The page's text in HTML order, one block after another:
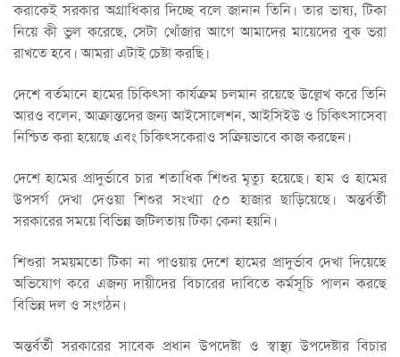
করাকেই সরকার অগ্রাধিকার দিচ্ছে বলে জানান তিনি। তার ভাষ্য, টিকা
নিয়ে কী ভুল করেছে, সেটা খোঁজার আগে আমাদের মায়েদের বুক ভরা
রাখতে হবে। আমরা এটাই চেষ্টা করছি।
দেশে বর্তমানে হামের চিকিৎসা কার্যক্রম চলমান রয়েছে উল্লেখ করে তিনি
আরও বলেন, আক্রান্তদের জন্য আইসোলেশন, আইসিইউ ও চিকিৎসাসেবা
নিশ্চিত করা হয়েছে এবং চিকিৎসকেরাও সক্রিয়ভাবে কাজ করছেন।
দেশে হামের প্রাদুর্ভাবে চার শতাধিক শিশুর মৃত্যু হয়েছে। হাম ও হামের
উপসর্গ দেখা দেওয়া শিশুর সংখ্যা ৫০ হাজার ছাড়িয়েছে। অন্তর্বর্তী
সরকারের সময়ে বিভিন্ন জটিলতায় টিকা কেনা হয়নি।
শিশুরা সময়মতো টিকা না পাওয়ায় দেশে হামের প্রাদুর্ভাব দেখা দিয়েছে
অভিযোগ করে এজন্য দায়ীদের বিচারের দাবিতে কর্মসূচি পালন করছে
বিভিন্ন দল ও সংগঠন।
অন্তর্বর্তী সরকারের সাবেক প্রধান উপদেষ্টা ও স্বাস্থ্য উপদেষ্টার বিচার